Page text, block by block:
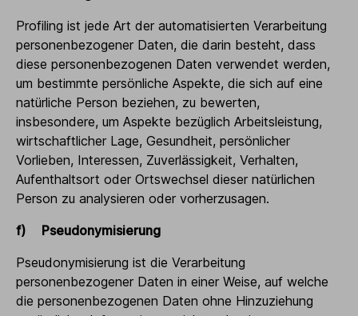
Profiling ist jede Art der automatisierten Verarbeitung
personenbezogener Daten, die darin besteht, dass
diese personenbezogenen Daten verwendet werden,
um bestimmte persönliche Aspekte, die sich auf eine
natürliche Person beziehen, zu bewerten,
insbesondere, um Aspekte bezüglich Arbeitsleistung,
wirtschaftlicher Lage, Gesundheit, persönlicher
Vorlieben, Interessen, Zuverlässigkeit, Verhalten,
Aufenthaltsort oder Ortswechsel dieser natürlichen
Person zu analysieren oder vorherzusagen.
f) Pseudonymisierung
Pseudonymisierung ist die Verarbeitung
personenbezogener Daten in einer Weise, auf welche
die personenbezogenen Daten ohne Hinzuziehung